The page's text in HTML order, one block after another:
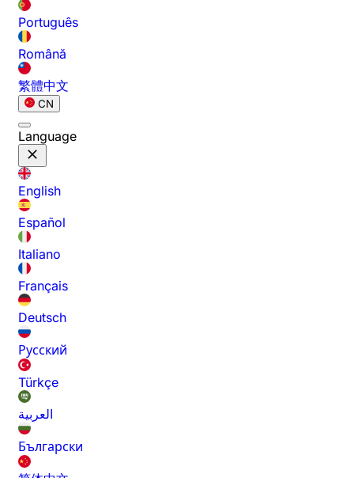
Português
Română
繁體中文
CN
Language
English
Español
Italiano
Français
Deutsch
Русский
Türkçe
العربية
Български